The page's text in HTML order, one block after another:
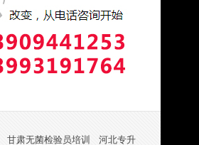
甘肃无菌检验员培训 河北专升